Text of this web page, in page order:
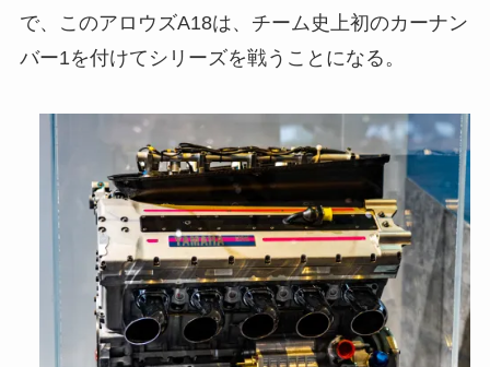
で、このアロウズA18は、チーム史上初のカーナン
バー1を付けてシリーズを戦うことになる。